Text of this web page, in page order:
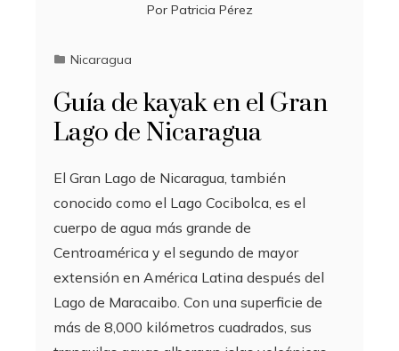
Por Patricia Pérez
Nicaragua
Guía de kayak en el Gran
Lago de Nicaragua
El Gran Lago de Nicaragua, también
conocido como el Lago Cocibolca, es el
cuerpo de agua más grande de
Centroamérica y el segundo de mayor
extensión en América Latina después del
Lago de Maracaibo. Con una superficie de
más de 8,000 kilómetros cuadrados, sus